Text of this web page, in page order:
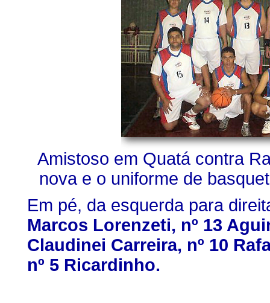
Amistoso em Quatá contra
nova e o uniforme de
Em pé, da esquerda para
Marcos Lorenzeti, nº 13
Claudinei Carreira, nº 10
nº 5 Ricardinho.